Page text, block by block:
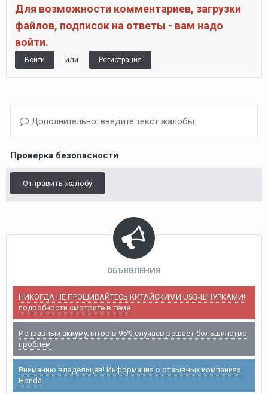
Для возможности комментариев, загрузки
файлов, подписок на ответы - вам надо
войти.
Войти или Регистрация
Дополнительно: введите текст жалобы.
Проверка безопасности
Отправить жалобу
ОБЪЯВЛЕНИЯ
НИКОГДА НЕ ПРОШИВАЙТЕСЬ КИТАЙСКИМИ USB-ШНУРКАМИ!
подробности смотрите в теме
Исправный аккумулятор в 95% случаев решает большинство
проблем
Вниманию владельцев! Информация о отзывных компаниях
Honda